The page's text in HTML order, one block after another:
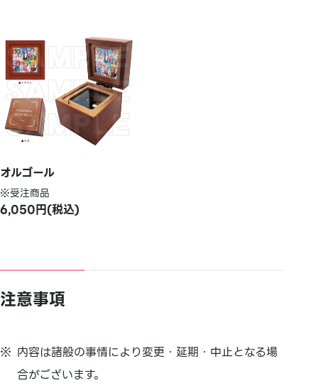
オルゴール
※受注商品
6,050円(税込)
注意事項
内容は諸般の事情により変更・延期・ 中止となる場
合がございます。